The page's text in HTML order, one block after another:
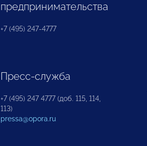
предпринимательства
+7 (495) 247-4777
Пресс-служба
+7 (495) 247 4777 (доб. 115, 114,
113)
pressa@opora.ru